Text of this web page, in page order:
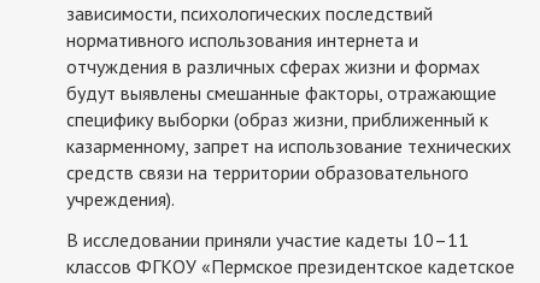
зависимости, психологических последствий
нормативного использования интернета и
отчуждения в различных сферах жизни и формах
будут выявлены смешанные факторы, отражающие
специфику выборки (образ жизни, приближенный к
казарменному, запрет на использование технических
средств связи на территории образовательного
учреждения).
В исследовании приняли участие кадеты 10–11
классов ФГКОУ «Пермское президентское кадетское